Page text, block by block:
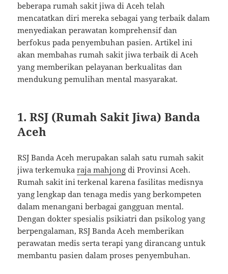
beberapa rumah sakit jiwa di Aceh telah
mencatatkan diri mereka sebagai yang terbaik dalam
menyediakan perawatan komprehensif dan
berfokus pada penyembuhan pasien. Artikel ini
akan membahas rumah sakit jiwa terbaik di Aceh
yang memberikan pelayanan berkualitas dan
mendukung pemulihan mental masyarakat.
1.RSJ (Rumah Sakit Jiwa) Banda
Aceh
RSJ Banda Aceh merupakan salah satu rumah sakit
jiwa terkemukaraja mahjong di Provinsi Aceh.
Rumah sakit ini terkenal karena fasilitas medisnya
yang lengkap dan tenaga medis yang berkompeten
dalam menangani berbagai gangguan mental.
Dengan dokter spesialis psikiatri dan psikolog yang
berpengalaman, RSJ Banda Aceh memberikan
perawatan medis serta terapi yang dirancang untuk
membantu pasien dalam proses penyembuhan.